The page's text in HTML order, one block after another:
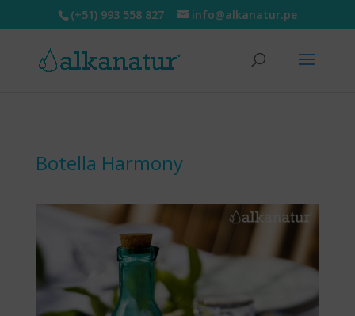
(+51) 993 558 827 info@alkanatur.pe
Botella Harmony